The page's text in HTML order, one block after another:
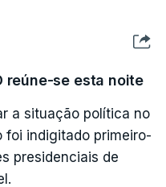
AD tem “mais 31
mais 33 deputados
garantiu que o
trabalho realizado”
dar resposta às
cidadãos:
reúne-se esta noite
a situação política no
foi indigitado primeiro-
presidenciais de